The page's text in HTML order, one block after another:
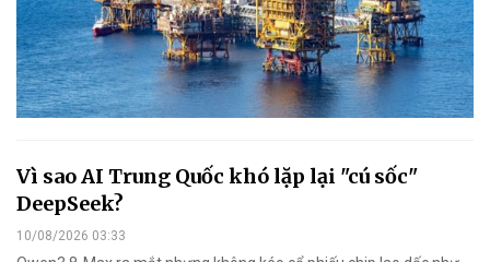
Vì sao AI Trung Quốc khó lặp lại "cú sốc"
DeepSeek?
10/08/2026 03:33